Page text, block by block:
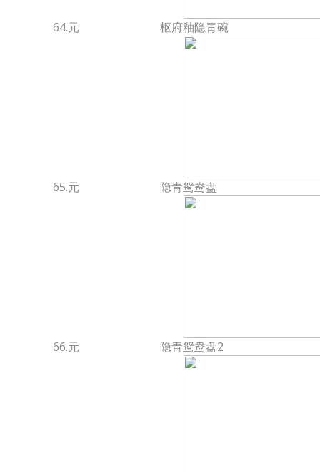
64.元 枢府釉隐青碗
65.元 隐青鸳鸯盘
66.元 隐青鸳鸯盘2